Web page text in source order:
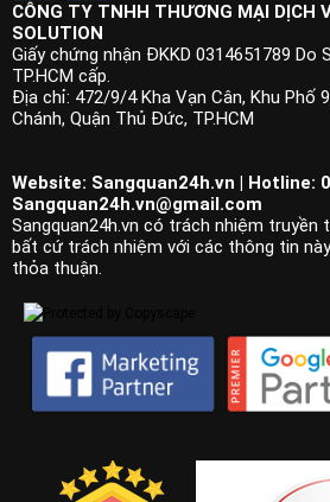
CÔNG TY TNHH THƯƠNG MẠI DỊCH
SOLUTION
Giấy chứng nhận ĐKKD 0314651789 Do
TP.HCM cấp.
Địa chỉ: 472/9/4 Kha Vạn Cân, Khu Phố
Chánh, Quận Thủ Đức, TP.HCM
Website: Sangquan24h.vn | Hotline:
Sangquan24h.vn@gmail.com
Sangquan24h.vn có trách nhiệm truyền
bất cứ trách nhiệm với các thông tin
thỏa thuận.